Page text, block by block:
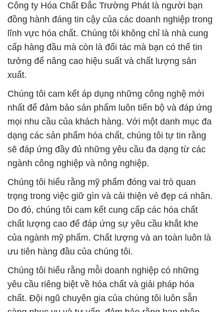
Công ty Hóa Chất Đắc Trường Phát là người bạn
đồng hành đáng tin cậy của các doanh nghiệp trong
lĩnh vực hóa chất. Chúng tôi không chỉ là nhà cung
cấp hàng đầu mà còn là đối tác mà bạn có thể tin
tưởng để nâng cao hiệu suất và chất lượng sản
xuất.
Chúng tôi cam kết áp dụng những công nghệ mới
nhất để đảm bảo sản phẩm luôn tiến bộ và đáp ứng
mọi nhu cầu của khách hàng. Với một danh mục đa
dạng các sản phẩm hóa chất, chúng tôi tự tin rằng
sẽ đáp ứng đầy đủ những yêu cầu đa dạng từ các
ngành công nghiệp và nông nghiệp.
Chúng tôi hiểu rằng mỹ phẩm đóng vai trò quan
trọng trong việc giữ gìn và cải thiện vẻ đẹp cá nhân.
Do đó, chúng tôi cam kết cung cấp các hóa chất
chất lượng cao để đáp ứng sự yêu cầu khắt khe
của ngành mỹ phẩm. Chất lượng và an toàn luôn là
ưu tiên hàng đầu của chúng tôi.
Chúng tôi hiểu rằng mỗi doanh nghiệp có những
yêu cầu riêng biệt về hóa chất và giải pháp hóa
chất. Đội ngũ chuyên gia của chúng tôi luôn sẵn